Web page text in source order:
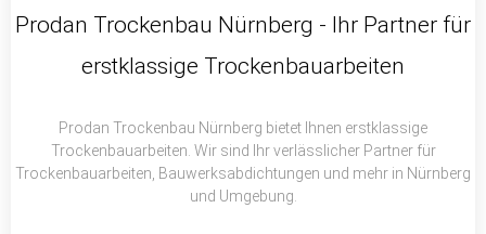
b
t
r
s
p
Prodan Trockenbau Nürnberg - Ihr Partner für
erstklassige Trockenbauarbeiten
Prodan Trockenbau Nürnberg bietet Ihnen erstklassige
Trockenbauarbeiten. Wir sind Ihr verlässlicher Partner für
Trockenbauarbeiten, Bauwerksabdichtungen und mehr in Nürnberg
und Umgebung.